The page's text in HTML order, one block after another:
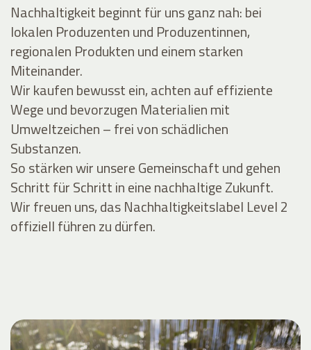
Nachhaltigkeit beginnt für uns ganz nah: bei
lokalen Produzenten und Produzentinnen,
regionalen Produkten und einem starken
Miteinander.
Wir kaufen bewusst ein, achten auf effiziente
Wege und bevorzugen Materialien mit
Umweltzeichen – frei von schädlichen
Substanzen.
So stärken wir unsere Gemeinschaft und gehen
Schritt für Schritt in eine nachhaltige Zukunft.
Wir freuen uns, das Nachhaltigkeitslabel Level 2
offiziell führen zu dürfen.